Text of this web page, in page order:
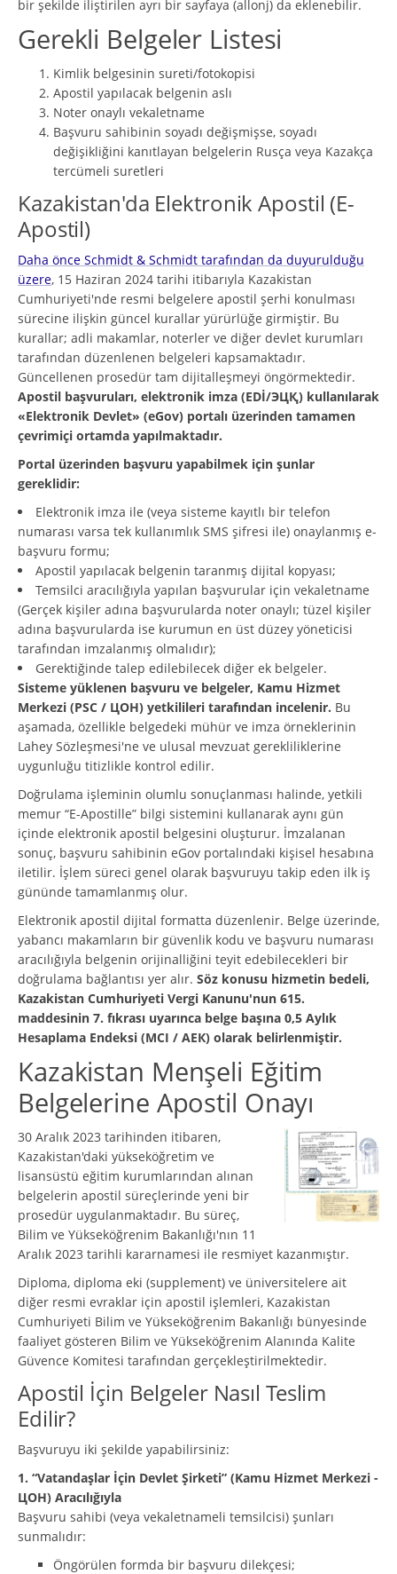
bir şekilde iliştirilen ayrı bir sayfaya (allonj) da eklenebilir.
Gerekli Belgeler Listesi
Kimlik belgesinin sureti/fotokopisi
Apostil yapılacak belgenin aslı
Noter onaylı vekaletname
Başvuru sahibinin soyadı değişmişse, soyadı
değişikliğini kanıtlayan belgelerin Rusça veya Kazakça
tercümeli suretleri
Kazakistan'da Elektronik Apostil (E-
Apostil)
Daha önce Schmidt & Schmidt tarafından da duyurulduğu
üzere, 15 Haziran 2024 tarihi itibarıyla Kazakistan
Cumhuriyeti'nde resmi belgelere apostil şerhi konulması
sürecine ilişkin güncel kurallar yürürlüğe girmiştir. Bu
kurallar; adli makamlar, noterler ve diğer devlet kurumları
tarafından düzenlenen belgeleri kapsamaktadır.
Güncellenen prosedür tam dijitalleşmeyi öngörmektedir.
Apostil başvuruları, elektronik imza (EDİ/ЭЦҚ) kullanılarak
«Elektronik Devlet» (eGov) portalı üzerinden tamamen
çevrimiçi ortamda yapılmaktadır.
Portal üzerinden başvuru yapabilmek için şunlar
gereklidir:
Elektronik imza ile (veya sisteme kayıtlı bir telefon
numarası varsa tek kullanımlık SMS şifresi ile) onaylanmış e-
başvuru formu;
Apostil yapılacak belgenin taranmış dijital kopyası;
Temsilci aracılığıyla yapılan başvurular için vekaletname
(Gerçek kişiler adına başvurularda noter onaylı; tüzel kişiler
adına başvurularda ise kurumun en üst düzey yöneticisi
tarafından imzalanmış olmalıdır);
Gerektiğinde talep edilebilecek diğer ek belgeler.
Sisteme yüklenen başvuru ve belgeler, Kamu Hizmet
Merkezi (PSC / ЦОН) yetkilileri tarafından incelenir. Bu
aşamada, özellikle belgedeki mühür ve imza örneklerinin
Lahey Sözleşmesi'ne ve ulusal mevzuat gerekliliklerine
uygunluğu titizlikle kontrol edilir.
Doğrulama işleminin olumlu sonuçlanması halinde, yetkili
memur “E-Apostille” bilgi sistemini kullanarak aynı gün
içinde elektronik apostil belgesini oluşturur. İmzalanan
sonuç, başvuru sahibinin eGov portalındaki kişisel hesabına
iletilir. İşlem süreci genel olarak başvuruyu takip eden ilk iş
gününde tamamlanmış olur.
Elektronik apostil dijital formatta düzenlenir. Belge üzerinde,
yabancı makamların bir güvenlik kodu ve başvuru numarası
aracılığıyla belgenin orijinalliğini teyit edebilecekleri bir
doğrulama bağlantısı yer alır. Söz konusu hizmetin bedeli,
Kazakistan Cumhuriyeti Vergi Kanunu'nun 615.
maddesinin 7. fıkrası uyarınca belge başına 0,5 Aylık
Hesaplama Endeksi (MCI / АЕК) olarak belirlenmiştir.
Kazakistan Menşeli Eğitim
Belgelerine Apostil Onayı
30 Aralık 2023 tarihinden itibaren,
Kazakistan'daki yükseköğretim ve
lisansüstü eğitim kurumlarından alınan
belgelerin apostil süreçlerinde yeni bir
prosedür uygulanmaktadır. Bu süreç,
Bilim ve Yükseköğrenim Bakanlığı'nın 11
Aralık 2023 tarihli kararnamesi ile resmiyet kazanmıştır.
Diploma, diploma eki (supplement) ve üniversitelere ait
diğer resmi evraklar için apostil işlemleri, Kazakistan
Cumhuriyeti Bilim ve Yükseköğrenim Bakanlığı bünyesinde
faaliyet gösteren Bilim ve Yükseköğrenim Alanında Kalite
Güvence Komitesi tarafından gerçekleştirilmektedir.
Apostil İçin Belgeler Nasıl Teslim
Edilir?
Başvuruyu iki şekilde yapabilirsiniz:
1. “Vatandaşlar İçin Devlet Şirketi” (Kamu Hizmet Merkezi -
ЦОН) Aracılığıyla
Başvuru sahibi (veya vekaletnameli temsilcisi) şunları
sunmalıdır:
Öngörülen formda bir başvuru dilekçesi;